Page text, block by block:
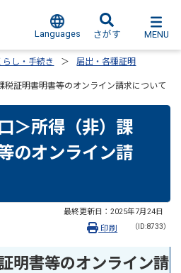
Languages さがす MENU
らし・手続き
届出・各種証明
税証明書明書等のオンライン請求について
＞所得（非）課
のオンライン請
最終更新日： 2025年7月24日
（ID:8733）
印刷
明書等のオンライン請